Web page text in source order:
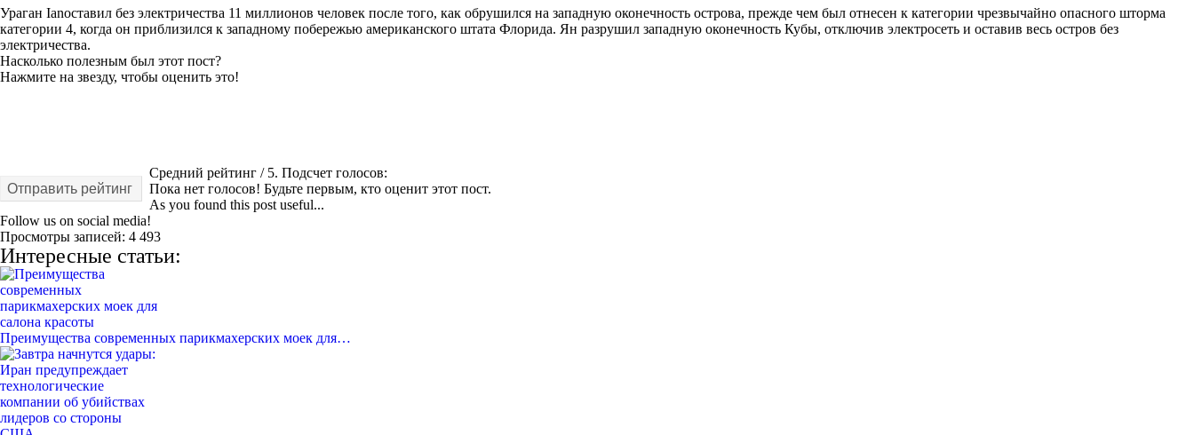
Ураган Ianоставил без электричества 11 миллионов человек после того, как обрушился на западную оконечность острова, прежде чем был отнесен к категории чрезвычайно опасного шторма
категории 4, когда он приблизился к западному побережью американского штата Флорида. Ян разрушил западную оконечность Кубы, отключив электросеть и оставив весь остров без
электричества.
Насколько полезным был этот пост?
Нажмите на звезду, чтобы оценить это!
Отправить рейтинг
Средний рейтинг / 5. Подсчет голосов:
Пока нет голосов! Будьте первым, кто оценит этот пост.
As you found this post useful...
Follow us on social media!
Просмотры записей: 4 493
Интересные статьи:
Преимущества современных парикмахерских моек для…